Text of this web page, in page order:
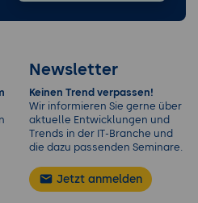
Newsletter
Keinen Trend verpassen!
Wir informieren Sie gerne über
aktuelle Entwicklungen und
Trends in der IT-Branche und
die dazu passenden Seminare.
Jetzt anmelden